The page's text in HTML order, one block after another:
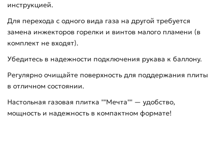
инструкцией.
Для перехода с одного вида газа на другой требуется
замена инжекторов горелки и винтов малого пламени (в
комплект не входят).
Убедитесь в надежности подключения рукава к баллону.
Регулярно очищайте поверхность для поддержания плиты
в отличном состоянии.
Настольная газовая плитка ""Мечта"" — удобство,
мощность и надежность в компактном формате!